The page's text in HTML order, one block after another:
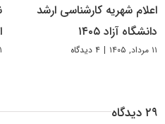
اعلام شهریه کارشناسی ارشد
دانشگاه آزاد ۱۴۰۵
۱۱ مرداد, ۱۴۰۵ | ۴ دیدگاه ۱ مرداد, ۱۴۰۵
۲۹ دیدگاه